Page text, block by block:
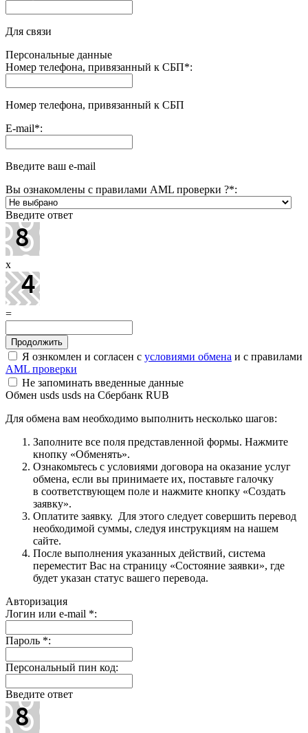
Для связи
Персональные данные
Номер телефона, привязанный к СБП*:
Номер телефона, привязанный к СБП
E-mail*:
Введите ваш e-mail
Вы ознакомлены с правилами AML проверки ?*:
Введите ответ
x
=
Я ознкомлен и согласен с условиями обмена и с правилами
AML проверки
Не запоминать введенные данные
Обмен usds usds на Сбербанк RUB
Для обмена вам необходимо выполнить несколько шагов:
Заполните все поля представленной формы. Нажмите
кнопку «Обменять».
Ознакомьтесь с условиями договора на оказание услуг
обмена, если вы принимаете их, поставьте галочку
в соответствующем поле и нажмите кнопку «Создать
заявку».
Оплатите заявку. Для этого следует совершить перевод
необходимой суммы, следуя инструкциям на нашем
сайте.
После выполнения указанных действий, система
переместит Вас на страницу «Состояние заявки», где
будет указан статус вашего перевода.
Авторизация
Логин или e-mail *:
Пароль *:
Персональный пин код:
Введите ответ